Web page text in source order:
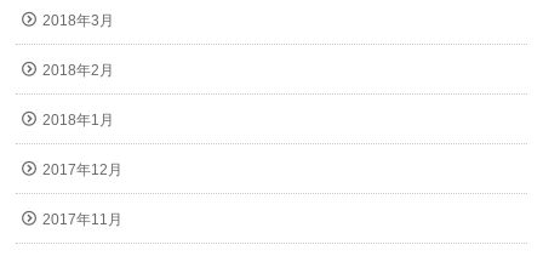
2018年3月
2018年2月
2018年1月
2017年12月
2017年11月